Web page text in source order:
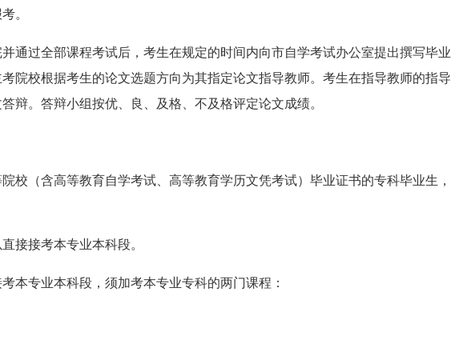
。
过全部课程考试后，考生在规定的时间内向市自学考试办公室提出撰写毕业
院校根据考生的论文选题方向为其指定论文指导教师。考生在指导教师的指导
辩。答辩小组按优、良、及格、不及格评定论文成绩。
（含高等教育自学考试、高等教育学历文凭考试）毕业证书的专科毕业生，
接考本专业本科段。
专业本科段，须加考本专业专科的两门课程：